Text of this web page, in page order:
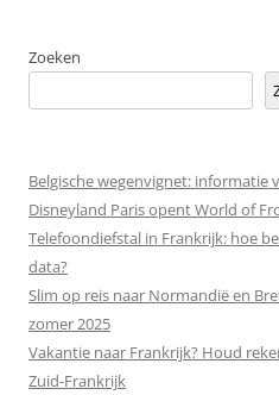
Zoeken
Belgische wegenvignet: informatie
Disneyland Paris opent World of
Telefoondiefstal in Frankrijk: hoe
data?
Slim op reis naar Normandië en
zomer 2025
Vakantie naar Frankrijk? Houd
Zuid-Frankrijk